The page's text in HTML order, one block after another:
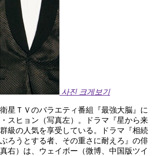
사진 크게보기
星ＴＶのバラエティ番組『最強大脳』に
スヒョン（写真左）。ドラマ『星から来
級の人気を享受している。ドラマ『相続
ろうとする者、その重さに耐えろ』の俳
右）は、ウェイボー（微博、中国版ツイ